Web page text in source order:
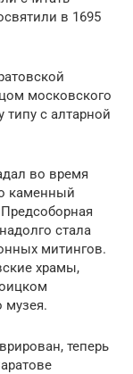
в 1695
московского
типу с алтарной
во время
каменный
стала
митингов.
храмы,
музея.
теперь